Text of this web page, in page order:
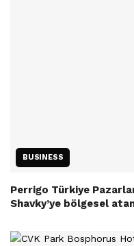
BUSINESS
Perrigo Türkiye
Shavky’ye bölgesel